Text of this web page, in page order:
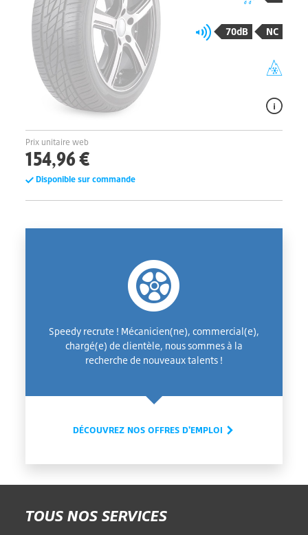
70dB NC
Prix unitaire web
154,96 €
Disponible sur commande
Speedy recrute ! Mécanicien(ne), commercial(e),
chargé(e) de clientèle, nous sommes à la
recherche de nouveaux talents !
DÉCOUVREZ NOS OFFRES D'EMPLOI
TOUS NOS SERVICES